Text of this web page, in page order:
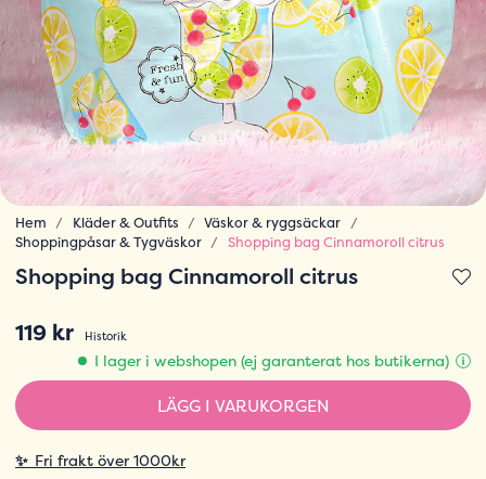
Hem Kläder & Outfits
Väskor & ryggsäckar
Shoppingpåsar & Tygväskor
Shopping bag Cinnamoroll citrus
Shopping bag Cinnamoroll citrus
119 kr
Historik
I lager i webshopen (ej garanterat hos butikerna)
LÄGG I VARUKORGEN
✨ Fri frakt över 1000kr